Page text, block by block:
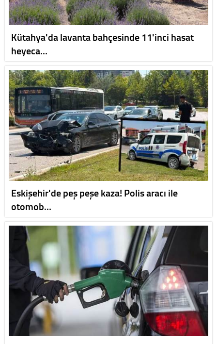
Kütahya'da lavanta bahçesinde 11'inci hasat
heyeca…
Eskişehir'de peş peşe kaza! Polis aracı ile
otomob…